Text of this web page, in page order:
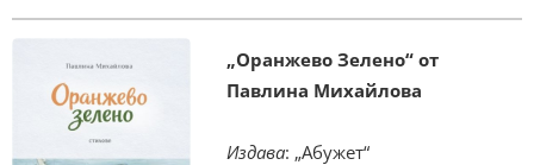
„Оранжево Зелено“ от
Павлина Михайлова
Издава: „Абужет“